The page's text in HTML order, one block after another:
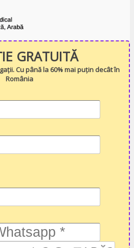
GRATUITĂ
Cu până la 60% mai puțin decât în
România